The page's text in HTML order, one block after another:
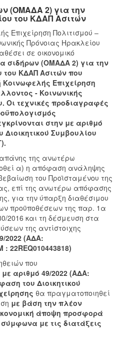
(ΟΜΑΔΑ 2) για την
του ΚΔΑΠ Ασιτών
Επιχείρηση Πολιτισμού –
Πρόνοιας Ηρακλείου
σε οικονομικό
σιδήρων (ΟΜΑΔΑ 2) για την
του ΚΔΑΠ Ασιτών που
Κοινωφελής Επιχείρηση
- Κοινωνικής
. Οι τεχνικές προδιαγραφές
στην με αριθμό
Συμβουλίου
της ανωτέρω
α) η απόφαση ανάληψης
του Προϊσταμένου της
επί της ανωτέρω απόφασης
για την ύπαρξη διαθέσιμου
προϋποθέσεων της παρ. 1α
2016 και τη δέσμευση στα
της αντίστοιχης
2022 (ΑΔΑ:
22REQ010443818)
που
με αριθμό 49/2022 (ΑΔΑ:
του Διοικητικού
θα πραγματοποιηθεί
με βάση την πλέον
άποψη προσφορά
με τις διατάξεις